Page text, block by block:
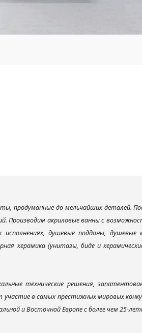
продуманные до мельчайших деталей.
Производим акриловые ванны с
душевые поддоны,
керамика (унитазы, биде и
технические решения,
в самых престижных мировых
и Восточной Европе с более чем 25-